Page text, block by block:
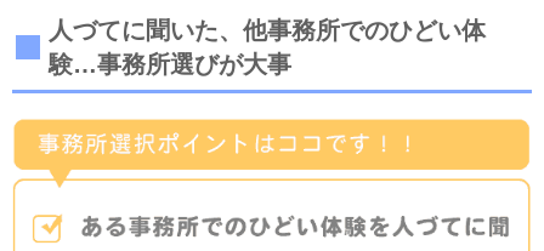
人づてに聞いた、他事務所でのひどい体
験…事務所選びが大事